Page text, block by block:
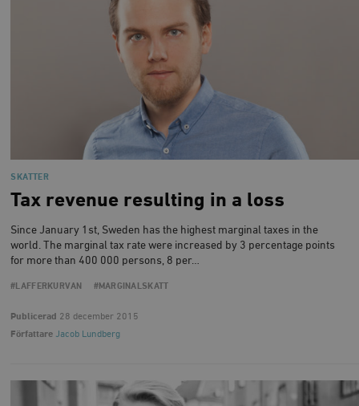
SKATTER
Tax revenue resulting in a loss
Since January 1st, Sweden has the highest marginal taxes in the
world. The marginal tax rate were increased by 3 percentage points
for more than 400 000 persons, 8 per…
#LAFFERKURVAN #MARGINALSKATT
Publicerad 28 december 2015
Författare Jacob Lundberg